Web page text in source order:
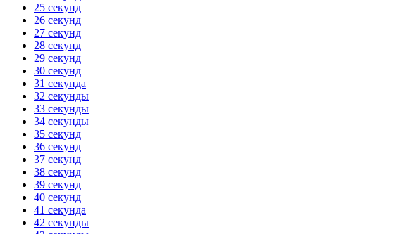
25 секунд
26 секунд
27 секунд
28 секунд
29 секунд
30 секунд
31 секунда
32 секунды
33 секунды
34 секунды
35 секунд
36 секунд
37 секунд
38 секунд
39 секунд
40 секунд
41 секунда
42 секунды